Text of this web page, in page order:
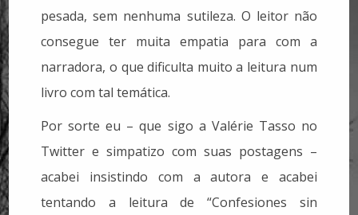
pesada, sem nenhuma sutileza. O leitor não
consegue ter muita empatia para com a
narradora, o que dificulta muito a leitura num
livro com tal temática.
Por sorte eu – que sigo a Valérie Tasso no
Twitter e simpatizo com suas postagens –
acabei insistindo com a autora e acabei
tentando a leitura de “Confesiones sin